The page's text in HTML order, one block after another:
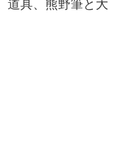
道具、熊野筆と大